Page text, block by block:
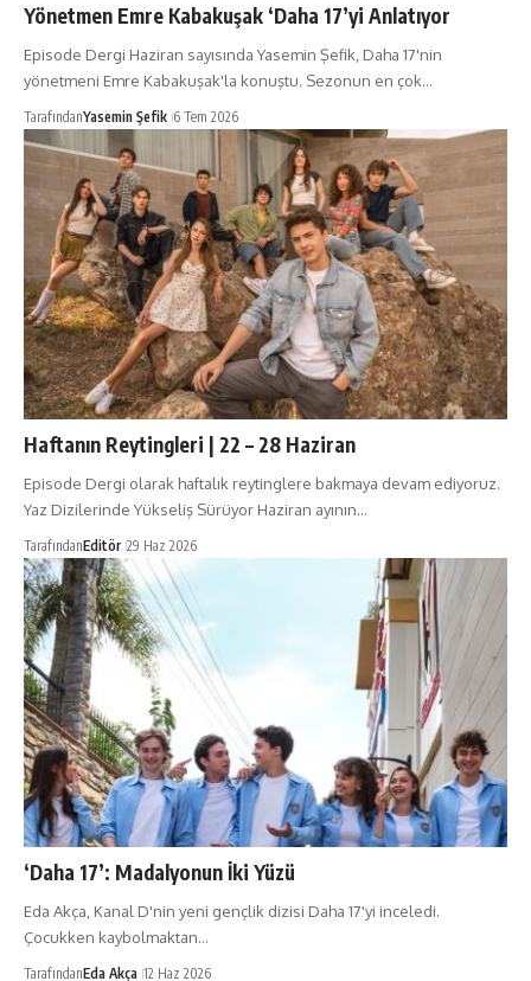
Yönetmen Emre Kabakuşak ‘Daha 17’yi Anlatıyor
Episode Dergi Haziran sayısında Yasemin Şefik, Daha 17'nin
yönetmeni Emre Kabakuşak'la konuştu. Sezonun en çok…
TarafındanYasemin Şefik 6 Tem 2026
Haftanın Reytingleri | 22 – 28 Haziran
Episode Dergi olarak haftalık reytinglere bakmaya devam ediyoruz.
Yaz Dizilerinde Yükseliş Sürüyor Haziran ayının…
TarafındanEditör 29 Haz 2026
‘Daha 17’: Madalyonun İki Yüzü
Eda Akça, Kanal D'nin yeni gençlik dizisi Daha 17'yi inceledi.
Çocukken kaybolmaktan…
TarafındanEda Akça 12 Haz 2026